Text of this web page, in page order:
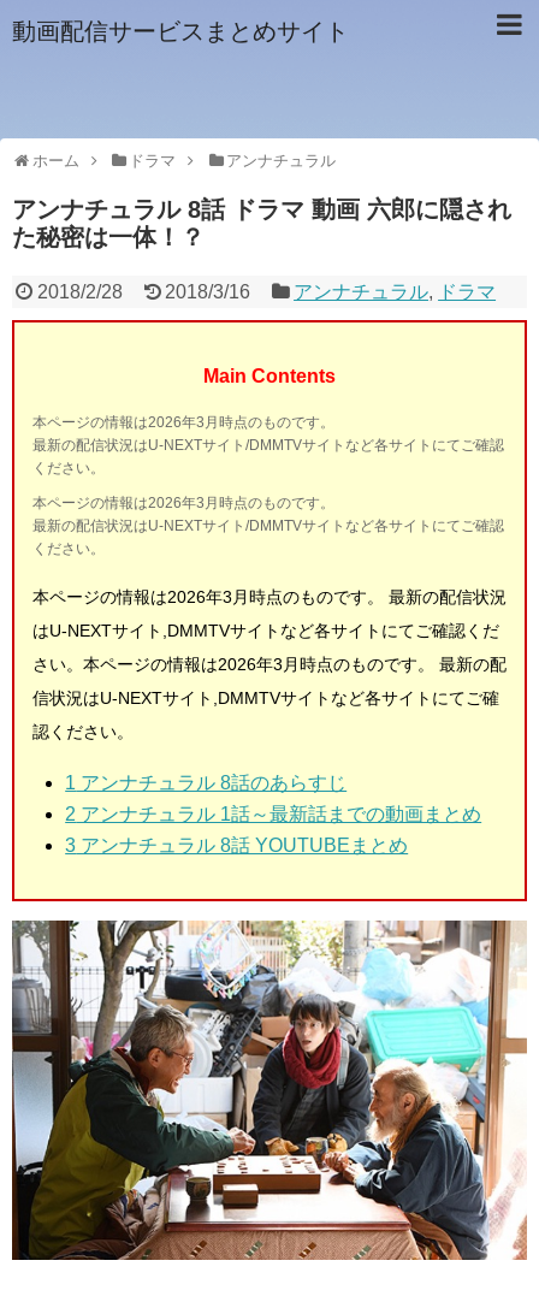
動画配信サービスまとめサイト
ホーム ドラマ アンナチュラル
アンナチュラル 8話 ドラマ 動画 六郎に隠され
た秘密は一体！？
2018/2/28 2018/3/16 アンナチュラル, ドラマ
Main Contents
本ページの情報は2026年3月時点のものです。
最新の配信状況はU-NEXTサイト/DMMTVサイトなど各サイトにてご確認
ください。
本ページの情報は2026年3月時点のものです。
最新の配信状況はU-NEXTサイト/DMMTVサイトなど各サイトにてご確認
ください。
本ページの情報は2026年3月時点のものです。 最新の配信状況
はU-NEXTサイト,DMMTVサイトなど各サイトにてご確認くだ
さい。 本ページの情報は2026年3月時点のものです。 最新の配
信状況はU-NEXTサイト,DMMTVサイトなど各サイトにてご確
認ください。
1 アンナチュラル 8話のあらすじ
2 アンナチュラル 1話～最新話までの動画まとめ
3 アンナチュラル 8話 YOUTUBEまとめ